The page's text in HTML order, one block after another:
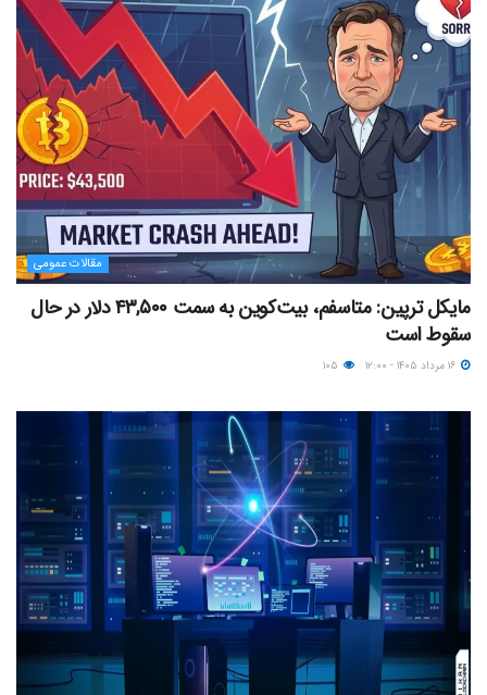
مقالات عمومی
مایکل ترپین: متاسفم، بیت‌کوین به سمت ۴۳,۵۰۰ دلار در حال
سقوط است